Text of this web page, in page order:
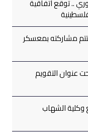
.. توقع اتفاقية
مشاركته بمعسكر
التقويم
الشهاب